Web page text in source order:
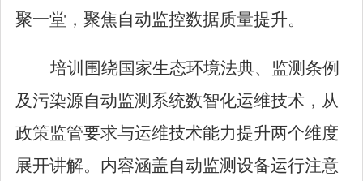
聚一堂，聚焦自动监控数据质量提升。
培训围绕国家生态环境法典、监测条例
及污染源自动监测系统数智化运维技术，从
政策监管要求与运维技术能力提升两个维度
展开讲解。内容涵盖自动监测设备运行注意